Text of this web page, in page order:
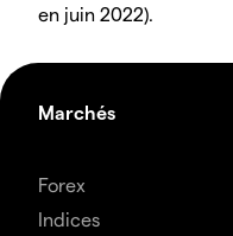
en juin 2022).
Marchés
Forex
Indices